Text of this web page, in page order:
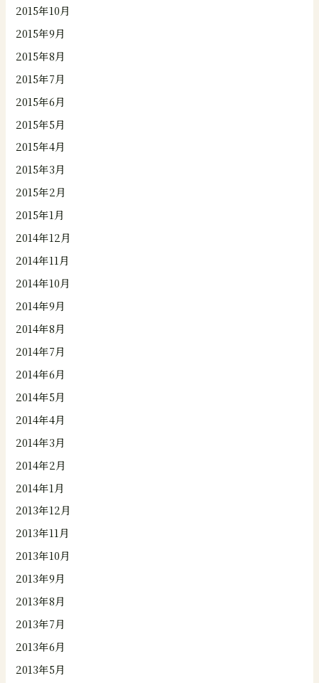
2015年10月
2015年9月
2015年8月
2015年7月
2015年6月
2015年5月
2015年4月
2015年3月
2015年2月
2015年1月
2014年12月
2014年11月
2014年10月
2014年9月
2014年8月
2014年7月
2014年6月
2014年5月
2014年4月
2014年3月
2014年2月
2014年1月
2013年12月
2013年11月
2013年10月
2013年9月
2013年8月
2013年7月
2013年6月
2013年5月